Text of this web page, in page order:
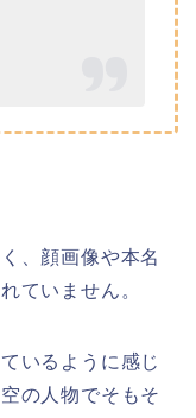
、顔画像や本名
ていません。
いるように感じ
の人物でそもそ